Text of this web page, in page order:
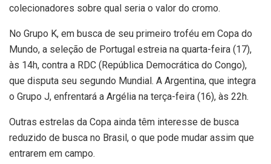
colecionadores sobre qual seria o valor do cromo.
No Grupo K, em busca de seu primeiro troféu em Copa do
Mundo, a seleção de Portugal estreia na quarta-feira (17),
às 14h, contra a RDC (República Democrática do Congo),
que disputa seu segundo Mundial. A Argentina, que integra
o Grupo J, enfrentará a Argélia na terça-feira (16), às 22h.
Outras estrelas da Copa ainda têm interesse de busca
reduzido de busca no Brasil, o que pode mudar assim que
entrarem em campo.